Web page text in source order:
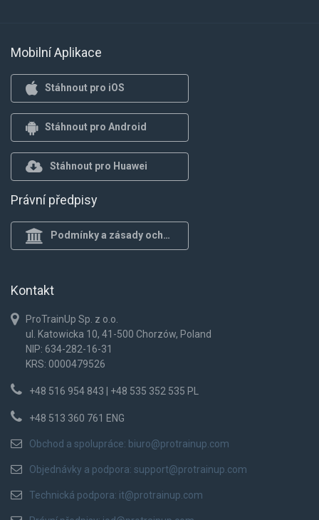
Mobilní Aplikace
Stáhnout pro iOS
Stáhnout pro Android
Stáhnout pro Huawei
Právní předpisy
Podmínky a zásady ochrany osob.
Kontakt
ProTrainUp Sp. z o.o.
ul. Katowicka 10, 41-500 Chorzów, Poland
NIP: 634-282-16-31
KRS: 0000479526
+48 516 954 843 | +48 535 352 535 PL
+48 513 360 761 ENG
Obchod a spolupráce: biuro@protrainup.com
Objednávky a podpora: support@protrainup.com
Technická podpora: it@protrainup.com